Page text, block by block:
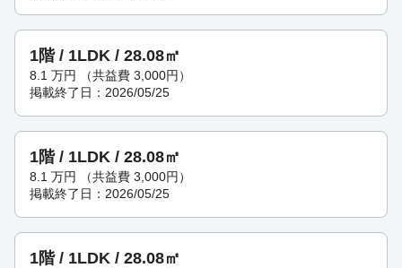
1階 / 1LDK / 28.08㎡
8.1 万円 （共益費 3,000円）
掲載終了日：2026/05/25
1階 / 1LDK / 28.08㎡
8.1 万円 （共益費 3,000円）
掲載終了日：2026/05/25
1階 / 1LDK / 28.08㎡